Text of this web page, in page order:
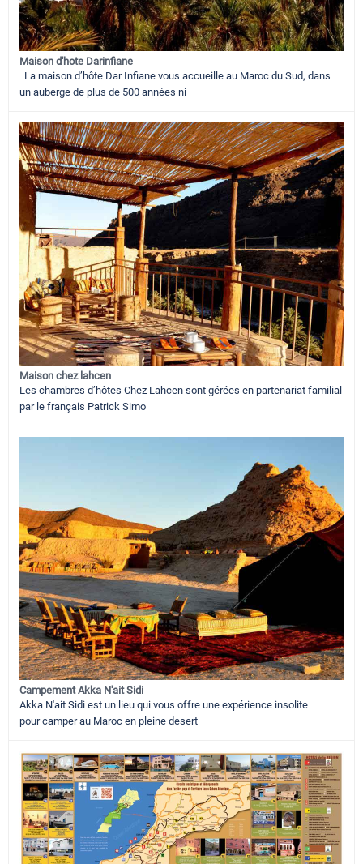
Maison d'hote Darinfiane
La maison d’hôte Dar Infiane vous accueille au Maroc du Sud, dans
un auberge de plus de 500 années ni
Maison chez lahcen
Les chambres d’hôtes Chez Lahcen sont gérées en partenariat familial
par le français Patrick Simo
Campement Akka N'ait Sidi
Akka N'ait Sidi est un lieu qui vous offre une expérience insolite
pour camper au Maroc en pleine desert